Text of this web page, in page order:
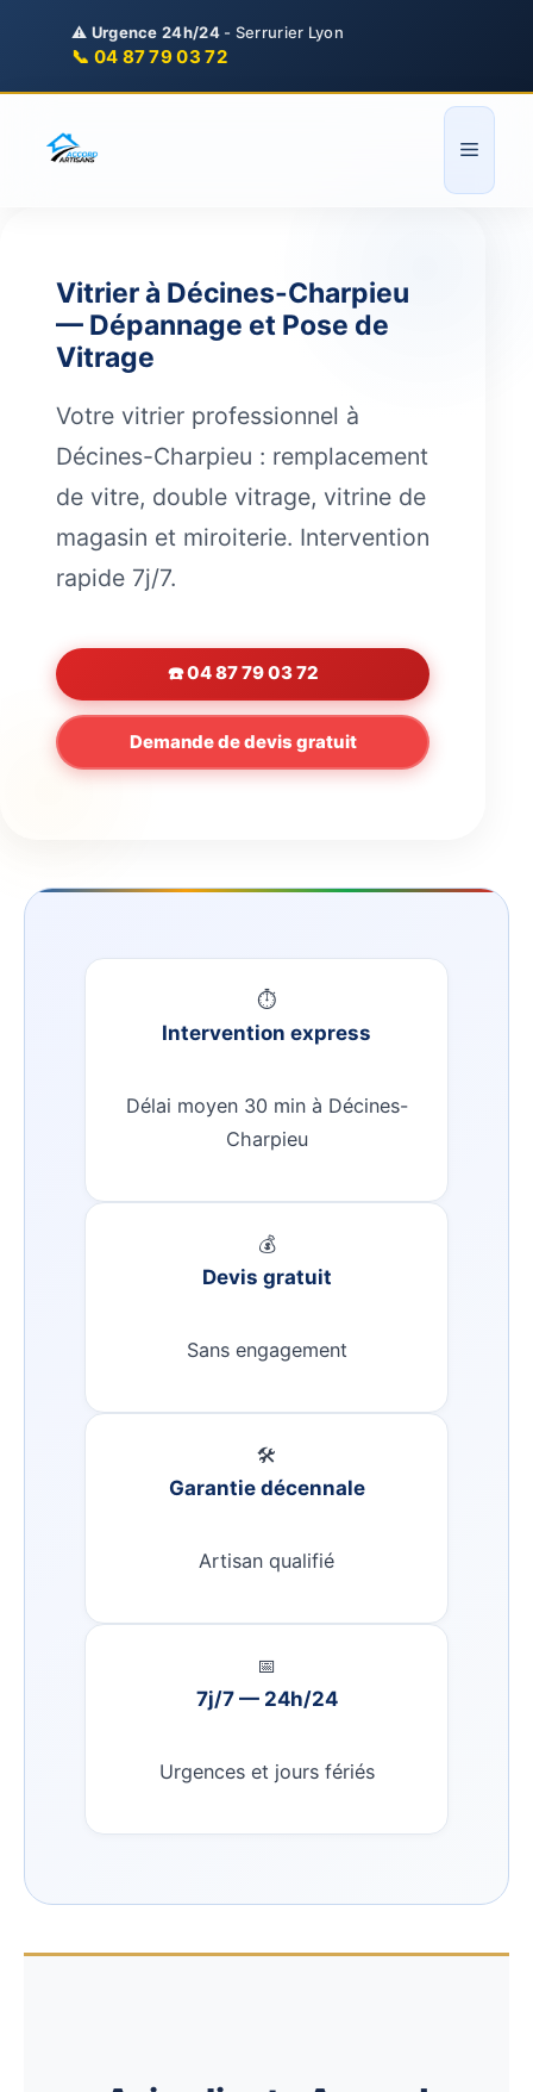
⚠️ Urgence 24h/24- Serrurier Lyon
📞 04 87 79 03 72
Menu
Vitrier à Décines-Charpieu
— Dépannage et Pose de
Vitrage
Votre vitrier professionnel à
Décines-Charpieu : remplacement
de vitre, double vitrage, vitrine de
magasin et miroiterie. Intervention
rapide 7j/7.
☎️ 04 87 79 03 72
Demande de devis gratuit
⏱
Intervention express
Délai moyen 30 min à Décines-
Charpieu
💰
Devis gratuit
Sans engagement
🛠️
Garantie décennale
Artisan qualifié
📅
7j/7 — 24h/24
Urgences et jours fériés